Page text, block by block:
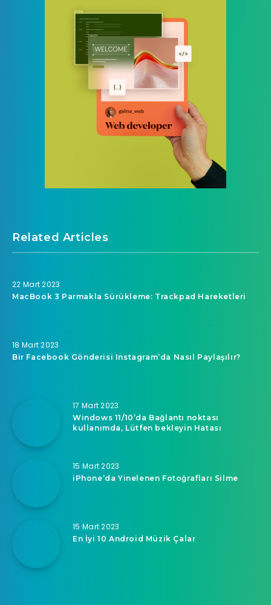
Related Articles
22 Mart 2023
MacBook 3 Parmakla Sürükleme: Trackpad Hareketleri
18 Mart 2023
Bir Facebook Gönderisi Instagram’da Nasıl Paylaşılır?
17 Mart 2023
Windows 11/10’da Bağlantı noktası
kullanımda, Lütfen bekleyin Hatası
15 Mart 2023
iPhone’da Yinelenen Fotoğrafları Silme
15 Mart 2023
En İyi 10 Android Müzik Çalar